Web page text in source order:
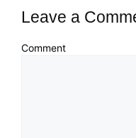
Leave a
Comment